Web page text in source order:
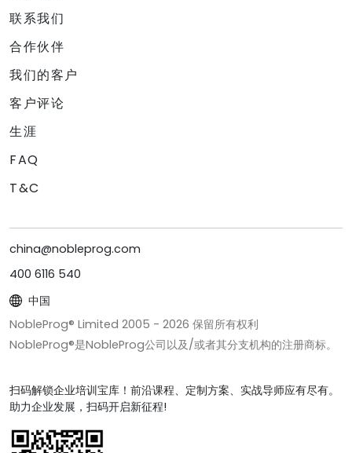
联系我们
合作伙伴
我们的客户
客户评论
生涯
FAQ
T&C
china@nobleprog.com
400 6116 540
中国
NobleProg® Limited 2005 - 2026 保留所有权利
NobleProg®是NobleProg公司以及/或者其分支机构的注册商标。
扫码解锁企业培训宝库！前沿课程、定制方案、实战导师应有尽有。
助力企业发展，扫码开启新征程!